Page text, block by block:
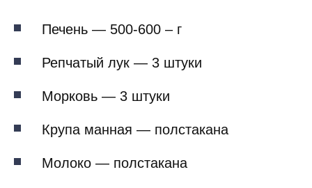
Печень — 500-600 – г
Репчатый лук — 3 штуки
Морковь — 3 штуки
Крупа манная — полстакана
Молоко — полстакана